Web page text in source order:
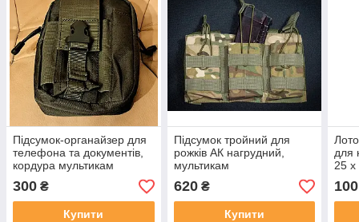
Підсумок-органайзер для
телефона та документів,
кордура мультикам
300 ₴
Купити
Підсумок тройний для
рожків АК нагрудний,
мультикам
620₴
Купити
для
25 х
100